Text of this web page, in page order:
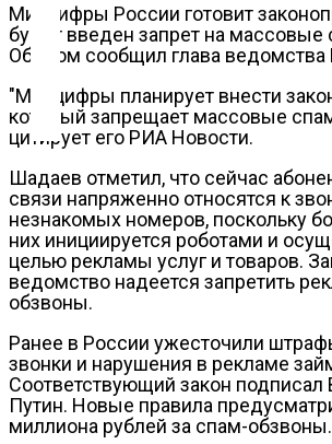
проекту
Контакты
Минцифры России готовит
будет введен запрет на
Об этом сообщил глава
"Минцифры планирует внести
который запрещает массовые
цитирует его РИА Новости.
Шадаев отметил, что сейчас
связи напряженно относятся к
незнакомых номеров, поскольку
них инициируется роботами и
целью рекламы услуг и товаров.
ведомство надеется запретить
обзвоны.
Ранее в России ужесточили
звонки и нарушения в рекламе
Соответствующий закон
Путин. Новые правила
миллиона рублей за спам-обзвоны.